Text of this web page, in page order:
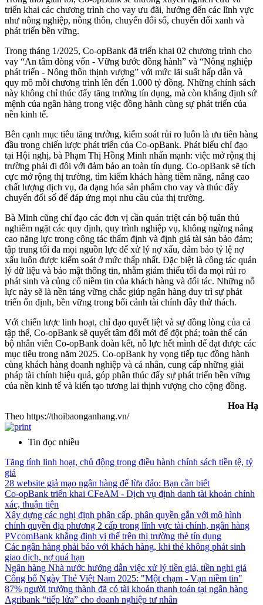
triển khai các chương trình cho vay ưu đãi, hướng đến các lĩnh vực
như nông nghiệp, nông thôn, chuyển đổi số, chuyển đổi xanh và
phát triển bền vững.
Trong tháng 1/2025, Co-opBank đã triển khai 02 chương trình cho
vay “An tâm dòng vốn - Vững bước đồng hành” và “Nông nghiệp
phát triển - Nông thôn thịnh vượng” với mức lãi suất hấp dẫn và
quy mô mỗi chương trình lên đến 1.000 tỷ đồng. Những chính sách
này không chỉ thúc đẩy tăng trưởng tín dụng, mà còn khẳng định sứ
mệnh của ngân hàng trong việc đồng hành cùng sự phát triển của
nền kinh tế.
Bên cạnh mục tiêu tăng trưởng, kiểm soát rủi ro luôn là ưu tiên hàng
đầu trong chiến lược phát triển của Co-opBank. Phát biểu chỉ đạo
tại Hội nghị, bà Phạm Thị Hồng Minh nhấn mạnh: việc mở rộng thị
trường phải đi đôi với đảm bảo an toàn tín dụng. Co-opBank sẽ tích
cực mở rộng thị trường, tìm kiếm khách hàng tiềm năng, nâng cao
chất lượng dịch vụ, đa dạng hóa sản phẩm cho vay và thúc đẩy
chuyển đổi số để đáp ứng mọi nhu cầu của thị trường.
Bà Minh cũng chỉ đạo các đơn vị cần quán triệt cán bộ tuân thủ
nghiêm ngặt các quy định, quy trình nghiệp vụ, không ngừng nâng
cao năng lực trong công tác thẩm định và định giá tài sản bảo đảm;
tập trung tối đa mọi nguồn lực để xử lý nợ xấu, đảm bảo tỷ lệ nợ
xấu luôn được kiểm soát ở mức thấp nhất. Đặc biệt là công tác quản
lý dữ liệu và bảo mật thông tin, nhằm giảm thiểu tối đa mọi rủi ro
phát sinh và củng cố niềm tin của khách hàng và đối tác. Những nỗ
lực này sẽ là nền tảng vững chắc giúp ngân hàng duy trì sự phát
triển ổn định, bền vững trong bối cảnh tài chính đầy thử thách.
Với chiến lược linh hoạt, chỉ đạo quyết liệt và sự đồng lòng của cả
tập thể, Co-opBank sẽ quyết tâm đổi mới để đột phá; toàn thể cán
bộ nhân viên Co-opBank đoàn kết, nỗ lực hết mình để đạt được các
mục tiêu trong năm 2025. Co-opBank hy vọng tiếp tục đồng hành
cùng khách hàng doanh nghiệp và cá nhân, cung cấp những giải
pháp tài chính hiệu quả, góp phần thúc đẩy sự phát triển bền vững
của nền kinh tế và kiến tạo tương lai thịnh vượng cho cộng đồng.
Hoa Hạ
Theo https://thoibaonganhang.vn/
Tin đọc nhiều
Tăng tính linh hoạt, chủ động trong điều hành chính sách tiền tệ, tỷ
giá
28 website giả mạo ngân hàng để lừa đảo: Bạn cần biết
Co-opBank triển khai CFeAM - Dịch vụ định danh tài khoản chính
xác, thuận tiện
Xây dựng các nghị định phân cấp, phân quyền gắn với mô hình
chính quyền địa phương 2 cấp trong lĩnh vực tài chính, ngân hàng
PVcomBank khẳng định vị thế trên thị trường thẻ tín dụng
Các ngân hàng phải báo với khách hàng, khi thẻ không phát sinh
giao dịch, nợ quá hạn
Ngân hàng Nhà nước hướng dẫn việc xử lý tiền giả, tiền nghi giả
Công bố Ngày Thẻ Việt Nam 2025: "Một chạm - Vạn niềm tin"
87% người trưởng thành đã có tài khoản thanh toán tại ngân hàng
Agribank “tiếp lửa” cho doanh nghiệp tư nhân